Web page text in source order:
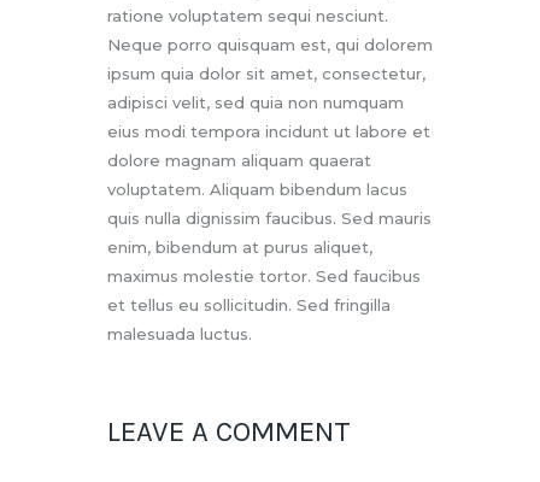
ratione voluptatem sequi nesciunt.
Neque porro quisquam est, qui dolorem
ipsum quia dolor sit amet, consectetur,
adipisci velit, sed quia non numquam
eius modi tempora incidunt ut labore et
dolore magnam aliquam quaerat
voluptatem. Aliquam bibendum lacus
quis nulla dignissim faucibus. Sed mauris
enim, bibendum at purus aliquet,
maximus molestie tortor. Sed faucibus
et tellus eu sollicitudin. Sed fringilla
malesuada luctus.
LEAVE A COMMENT